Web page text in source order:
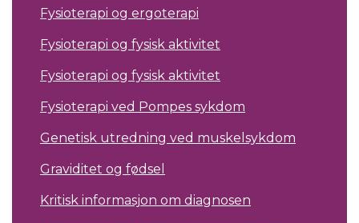
Fysioterapi og ergoterapi
Fysioterapi og fysisk aktivitet
Fysioterapi og fysisk aktivitet
Fysioterapi ved Pompes sykdom
Genetisk utredning ved muskelsykdom
Graviditet og fødsel
Kritisk informasjon om diagnosen